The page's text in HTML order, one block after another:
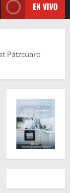
EN VIVO
Pátzcuaro